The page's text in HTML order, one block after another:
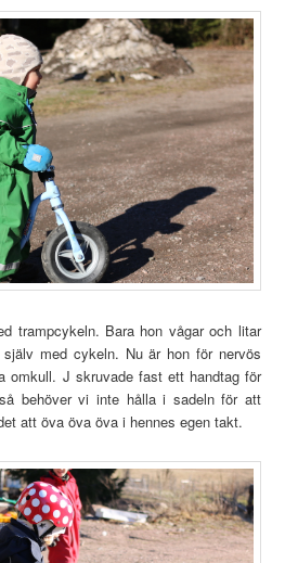
trampcykeln. Bara hon vågar och litar
med cykeln. Nu är hon för nervös
omkull. J skruvade fast ett handtag för
behöver vi inte hålla i sadeln för att
att öva öva öva i hennes egen takt.